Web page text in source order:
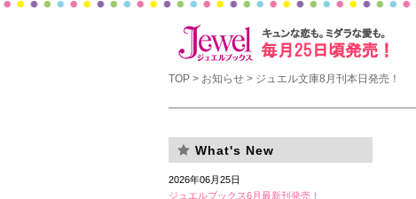
TOP > お知らせ > ジュエル文庫8月刊本日発売！
What's New
2026年06月25日
ジュエルブックス6月最新刊発売！